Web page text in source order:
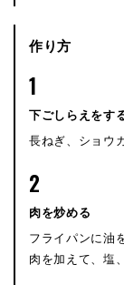
作り方
1
下ごしらえをす
長ねぎ、ショウ
2
肉を炒める
フライパンに油
肉を加えて、塩